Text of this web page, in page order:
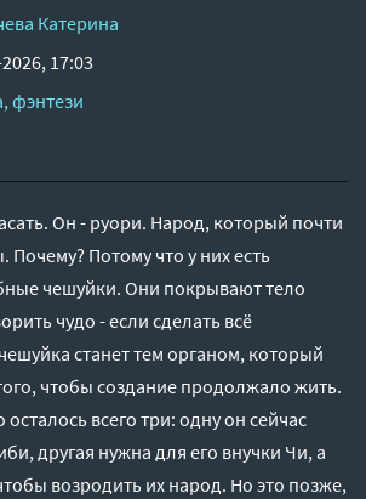
Катерина
17:03
фэнтези
Он - руори. Народ, который почти
Потому что у них есть
чешуйки. Они покрывают тело
чудо - если сделать всё
станет тем органом, который
чтобы создание продолжало жить.
осталось всего три: одну он сейчас
другая нужна для его внучки Чи, а
возродить их народ. Но это позже,